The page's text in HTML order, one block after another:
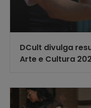
DCult divulga
Arte e Cultura